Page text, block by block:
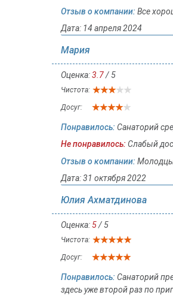
Отзыв о компании: Все
Дата: 14 апреля 2024
Мария
Оценка:3.7/ 5
Чистота:
Досуг:
Понравилось: Санаторий
Не понравилось: Слабый
Отзыв о компании:
Дата: 31 октября 2022
Юлия Ахматдинова
Оценка:5/ 5
Чистота:
Досуг:
Понравилось: Санаторий
здесь уже второй раз по